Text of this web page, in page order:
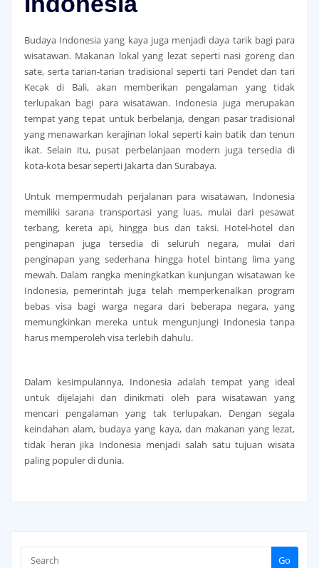
Budaya Indonesia yang kaya juga menjadi daya tarik bagi para
wisatawan. Makanan lokal yang lezat seperti nasi goreng dan
sate, serta tarian-tarian tradisional seperti tari Pendet dan tari
Kecak di Bali, akan memberikan pengalaman yang tidak
terlupakan bagi para wisatawan. Indonesia juga merupakan
tempat yang tepat untuk berbelanja, dengan pasar tradisional
yang menawarkan kerajinan lokal seperti kain batik dan tenun
ikat. Selain itu, pusat perbelanjaan modern juga tersedia di
kota-kota besar seperti Jakarta dan Surabaya.
Untuk mempermudah perjalanan para wisatawan, Indonesia
memiliki sarana transportasi yang luas, mulai dari pesawat
terbang, kereta api, hingga bus dan taksi. Hotel-hotel dan
penginapan juga tersedia di seluruh negara, mulai dari
penginapan yang sederhana hingga hotel bintang lima yang
mewah. Dalam rangka meningkatkan kunjungan wisatawan ke
Indonesia, pemerintah juga telah memperkenalkan program
bebas visa bagi warga negara dari beberapa negara, yang
memungkinkan mereka untuk mengunjungi Indonesia tanpa
harus memperoleh visa terlebih dahulu.
Dalam kesimpulannya, Indonesia adalah tempat yang ideal
untuk dijelajahi dan dinikmati oleh para wisatawan yang
mencari pengalaman yang tak terlupakan. Dengan segala
keindahan alam, budaya yang kaya, dan makanan yang lezat,
tidak heran jika Indonesia menjadi salah satu tujuan wisata
paling populer di dunia.
Go